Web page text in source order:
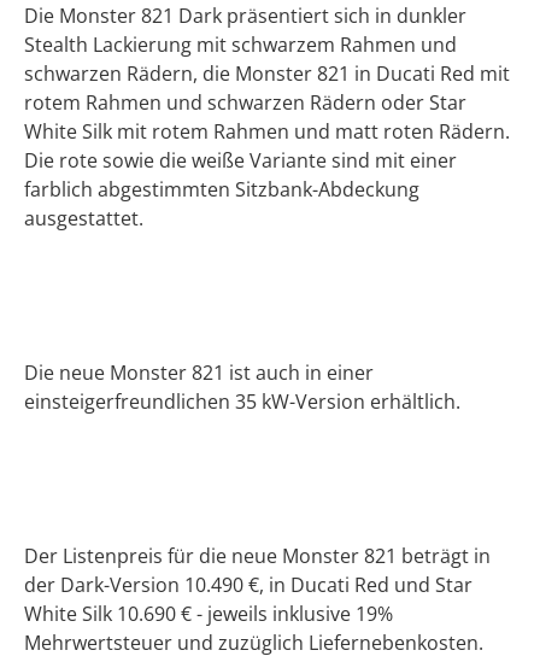
Die Monster 821 Dark präsentiert sich in dunkler
Stealth Lackierung mit schwarzem Rahmen und
schwarzen Rädern, die Monster 821 in Ducati Red mit
rotem Rahmen und schwarzen Rädern oder Star
White Silk mit rotem Rahmen und matt roten Rädern.
Die rote sowie die weiße Variante sind mit einer
farblich abgestimmten Sitzbank-Abdeckung
ausgestattet.
Die neue Monster 821 ist auch in einer
einsteigerfreundlichen 35 kW-Version erhältlich.
Der Listenpreis für die neue Monster 821 beträgt in
der Dark-Version 10.490 €, in Ducati Red und Star
White Silk 10.690 € - jeweils inklusive 19%
Mehrwertsteuer und zuzüglich Liefernebenkosten.